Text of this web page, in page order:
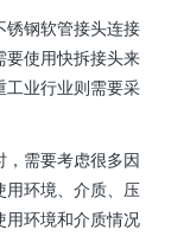
锈钢软管接头连接
要使用快拆接头来
工业行业则需要采
需要考虑很多因
用环境、介质、压
用环境和介质情况